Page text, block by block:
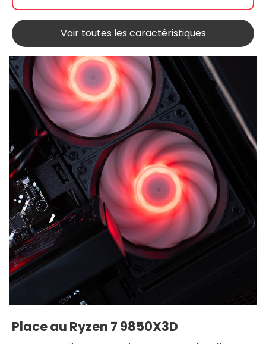
Voir toutes les caractéristiques
Place au Ryzen 7 9850X3D